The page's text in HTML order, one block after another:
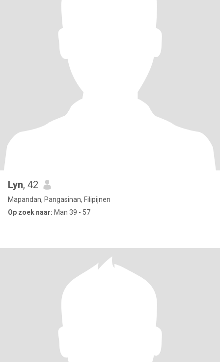
Lyn, 42
Mapandan, Pangasinan, Filipijnen
Op zoek naar: Man 39 - 57